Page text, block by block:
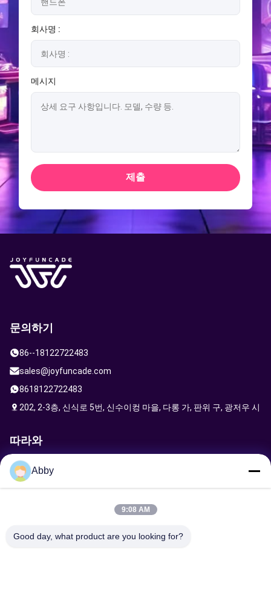
회사명 :
메시지
제출
문의하기
86--18122722483
sales@joyfuncade.com
8618122722483
202, 2-3층, 신식로 5번, 신수이컹 마을, 다롱 가, 판위 구, 광저우 시
따라와
Abby
9:08 AM
Good day, what product are you looking for?